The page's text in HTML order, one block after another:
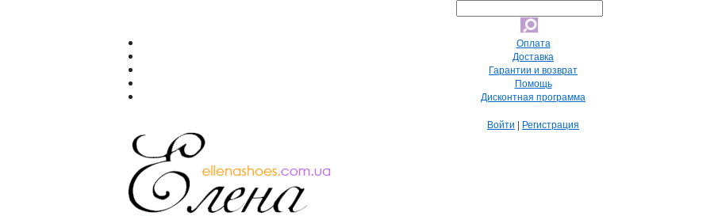
Оплата
Доставка
Гарантии и возврат
Помощь
Дисконтная программа
Войти | Регистрация